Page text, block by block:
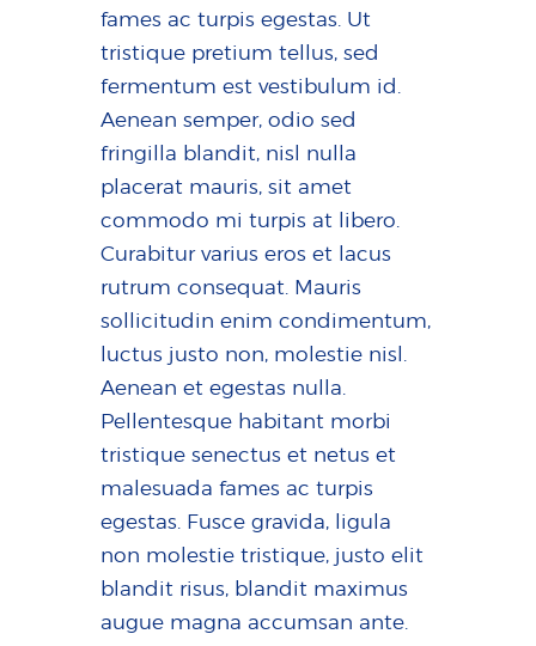
fames ac turpis egestas. Ut
tristique pretium tellus, sed
fermentum est vestibulum id.
Aenean semper, odio sed
fringilla blandit, nisl nulla
placerat mauris, sit amet
commodo mi turpis at libero.
Curabitur varius eros et lacus
rutrum consequat. Mauris
sollicitudin enim condimentum,
luctus justo non, molestie nisl.
Aenean et egestas nulla.
Pellentesque habitant morbi
tristique senectus et netus et
malesuada fames ac turpis
egestas. Fusce gravida, ligula
non molestie tristique, justo elit
blandit risus, blandit maximus
augue magna accumsan ante.